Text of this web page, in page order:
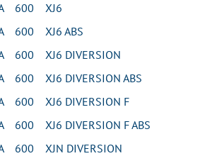
600 XJ6
600 XJ6 ABS
600 XJ6 DIVERSION
600 XJ6 DIVERSION ABS
600 XJ6 DIVERSION F
600 XJ6 DIVERSION F ABS
600 XJN DIVERSION